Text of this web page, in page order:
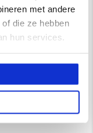
met andere
die ze hebben
hun services.